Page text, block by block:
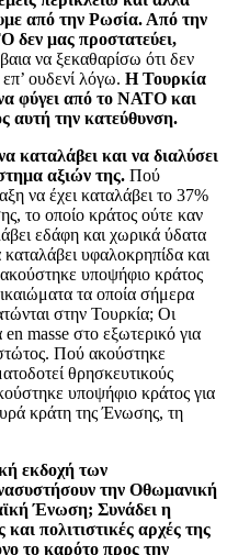
από την Ρωσία. Από την
δεν μας προστατεύει,
να ξεκαθαρίσω ότι δεν
ουδενί λόγω. Η Τουρκία
φύγει από το ΝΑΤΟ και
αυτή την κατεύθυνση.
καταλάβει και να διαλύσει
αξιών της. Πού
να έχει καταλάβει το 37%
το οποίο κράτος ούτε καν
εδάφη και χωρικά ύδατα
υφαλοκρηπίδα και
υποψήφιο κράτος
τα οποία σήμερα
στην Τουρκία; Οι
en masse στο εξωτερικό για
Πού ακούστηκε
θρησκευτικούς
υποψήφιο κράτος για
κράτη της Ένωσης, τη
εκδοχή των
την Οθωμανική
Ένωση; Συνάδει η
πολιτιστικές αρχές της
το καρότο προς την